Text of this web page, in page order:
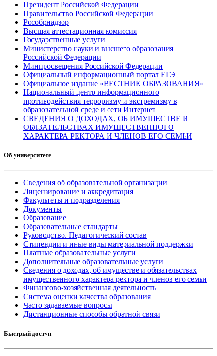
Президент Российской Федерации
Правительство Российской Федерации
Рособрнадзор
Высшая аттестационная комиссия
Государственные услуги
Министерство науки и высшего образования
Российской Федерации
Минпросвещения Российской Федерации
Официальный информационный портал ЕГЭ
Официальное издание «ВЕСТНИК ОБРАЗОВАНИЯ»
Национальный центр информационного
противодействия терроризму и экстремизму в
образовательной среде и сети Интернет
СВЕДЕНИЯ О ДОХОДАХ, ОБ ИМУЩЕСТВЕ И
ОБЯЗАТЕЛЬСТВАХ ИМУЩЕСТВЕННОГО
ХАРАКТЕРА РЕКТОРА И ЧЛЕНОВ ЕГО СЕМЬИ
Об университете
Сведения об образовательной организации
Лицензирование и аккредитация
Факультеты и подразделения
Документы
Образование
Образовательные стандарты
Руководство. Педагогический состав
Стипендии и иные виды материальной поддержки
Платные образовательные услуги
Дополнительные образовательные услуги
Сведения о доходах, об имуществе и обязательствах
имущественного характера ректора и членов его семьи
Финансово-хозяйственная деятельность
Система оценки качества образования
Часто задаваемые вопросы
Дистанционные способы обратной связи
Быстрый доступ